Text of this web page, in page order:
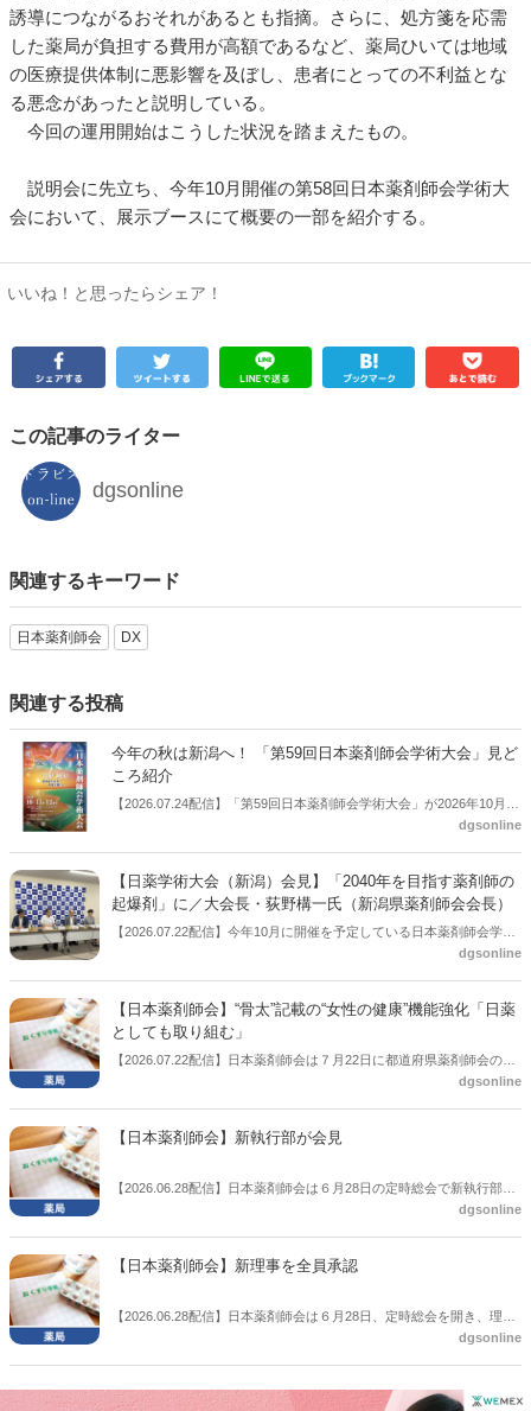
誘導につながるおそれがあるとも指摘。さらに、処方箋を応需
した薬局が負担する費用が高額であるなど、薬局ひいては地域
の医療提供体制に悪影響を及ぼし、患者にとっての不利益とな
る悪念があったと説明している。
今回の運用開始はこうした状況を踏まえたもの。
説明会に先立ち、今年10月開催の第58回日本薬剤師会学術大
会において、展示ブースにて概要の一部を紹介する。
いいね！と思ったらシェア！
この記事のライター
dgsonline
関連するキーワード
日本薬剤師会 DX
関連する投稿
今年の秋は新潟へ！ 「第59回日本薬剤師会学術大会」見ど
ころ紹介
【2026.07.24配信】「第59回日本薬剤師会学術大会」が2026年10月11
日（日）～12日（月・祝）の２日間、新潟で開催される（大会運営委
ろを紹介する。
dgsonline
【日薬学術大会（新潟）会見】「2040年を目指す薬剤師の
起爆剤」に／大会長・荻野構一氏（新潟県薬剤師会会長）
【2026.07.22配信】今年10月に開催を予定している日本薬剤師会学術
dgsonline
【日本薬剤師会】“骨太”記載の“女性の健康”機能強化「日薬
としても取り組む」
【2026.07.22配信】日本薬剤師会は７月22日に都道府県薬剤師会の会
長協議会を開催した。この中で先ごろ閣議決定した「骨太方針」の内
日薬としても取り組んでいくとの考えを示した。
dgsonline
【日本薬剤師会】新執行部が会見
【2026.06.28配信】日本薬剤師会は６月28日の定時総会で新執行部を
dgsonline
【日本薬剤師会】新理事を全員承認
【2026.06.28配信】日本薬剤師会は６月28日、定時総会を開き、理事
dgsonline